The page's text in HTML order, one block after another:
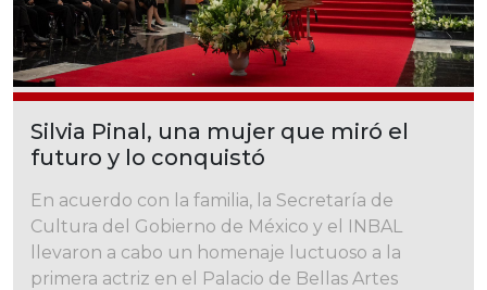
Silvia Pinal, una mujer que miró el
futuro y lo conquistó
En acuerdo con la familia, la Secretaría de
Cultura del Gobierno de México y el INBAL
llevaron a cabo un homenaje luctuoso a la
primera actriz en el Palacio de Bellas Artes